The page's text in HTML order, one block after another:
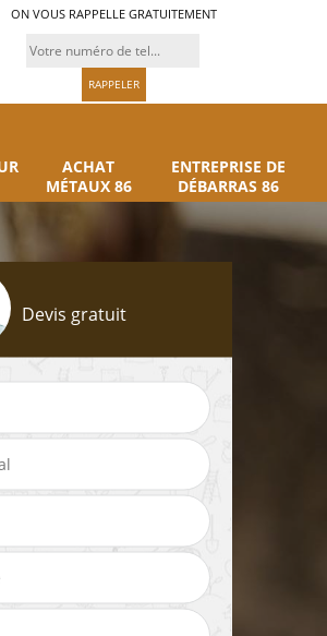
ON VOUS RAPPELLE GRATUITEMENT
ACHAT
MÉTAUX 86
ENTREPRISE DE
DÉBARRAS 86
Brocanteur 86
Devis gratuit